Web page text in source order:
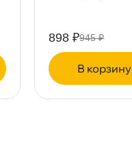
898 ₽945 ₽
корзину
1 шт